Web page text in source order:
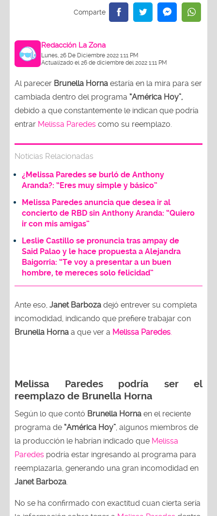
Redacción La Zona
Lunes, 26 De Diciembre 2022 1:11 PM
Actualizado el 26 de diciembre del 2022 1:11 PM
Al parecer Brunella Horna estaría en la mira para ser
cambiada dentro del programa “América Hoy”,
debido a que constantemente le indican que podría
entrar Melissa Paredes como su reemplazo.
Noticias Relacionadas
¿Melissa Paredes se burló de Anthony
Aranda?: “Eres muy simple y básico”
Melissa Paredes anuncia que desea ir al
concierto de RBD sin Anthony Aranda: “Quiero
ir con mis amigas”
Leslie Castillo se pronuncia tras ampay de
Said Palao y le hace propuesta a Alejandra
Baigorria: “Te voy a presentar a un buen
hombre, te mereces solo felicidad”
Ante eso, Janet Barboza dejó entrever su completa
incomodidad, indicando que prefiere trabajar con
Brunella Horna a que ver a Melissa Paredes
Melissa Paredes podría ser el
reemplazo de Brunella Horna
Según lo que contó Brunella Horna en el reciente
programa de “América Hoy” , algunos miembros de
la producción le habrían indicado que Melissa
Paredes podría estar ingresando al programa para
reemplazarla, generando una gran incomodidad en
Janet Barboza
No se ha confirmado con exactitud cuan cierta sería